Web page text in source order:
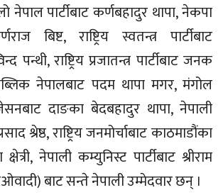
नेपाल पार्टीबाट कर्णबहादुर थापा, नेकपा
बिष्ट, राष्ट्रिय स्वतन्त्र पार्टीबाट
पन्थी, राष्ट्रिय प्रजातन्त्र पार्टीबाट जनक
नेपालबाट पदम थापा मगर, मंगोल
दाङका बेदबहादुर थापा, नेपाली
श्रेष्ठ, राष्ट्रिय जनमोर्चाबाट काठमाडौंका
नेपाली कम्युनिस्ट पार्टीबाट श्रीराम
बाट सन्ते नेपाली उम्मेदवार छन् ।